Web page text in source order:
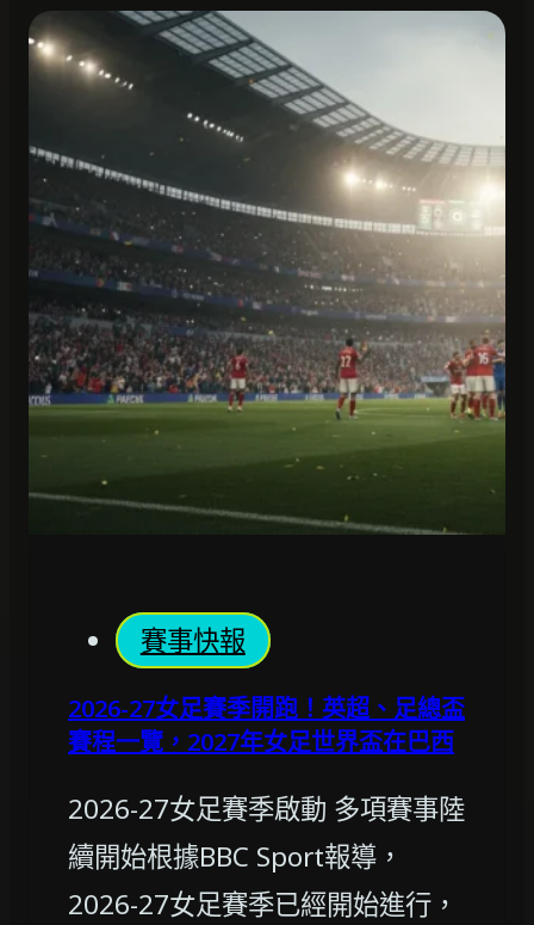
賽事快報
2026-27女足賽季開跑！英超、足總盃
賽程一覽，2027年女足世界盃在巴西
2026-27女足賽季啟動 多項賽事陸
續開始根據BBC Sport報導，
2026-27女足賽季已經開始進行，